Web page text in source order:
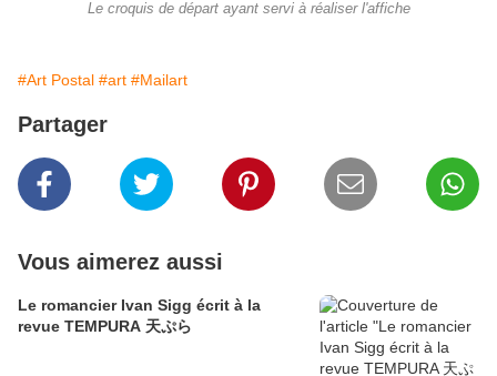
Le croquis de départ ayant servi à réaliser l'affiche
#Art Postal #art #Mailart
Partager
Vous aimerez aussi
Le romancier Ivan Sigg écrit à la
revue TEMPURA 天ぷら